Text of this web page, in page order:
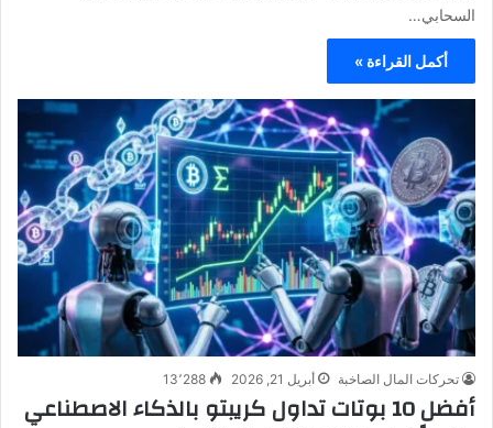
السحابي…
أكمل القراءة »
تحركات المال الصاخبة أبريل 21, 2026 13٬288
أفضل 10 بوتات تداول كريبتو بالذكاء الاصطناعي